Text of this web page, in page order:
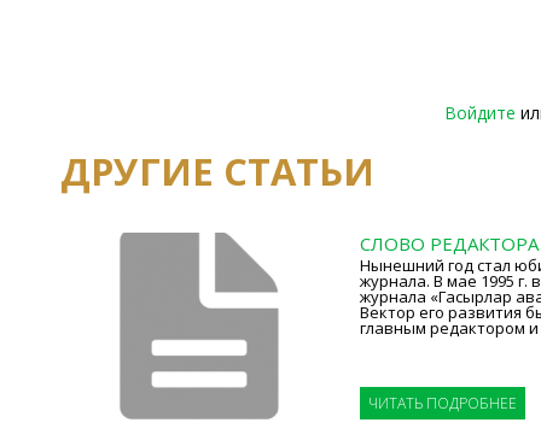
Войдите
ДРУГИЕ СТАТЬИ
СЛОВО РЕДАКТОРА
Нынешний год стал
журнала. В мае 1995
журнала «Гасырлар
Вектор его развития
главным редактором и
ЧИТАТЬ ПОДРОБНЕЕ